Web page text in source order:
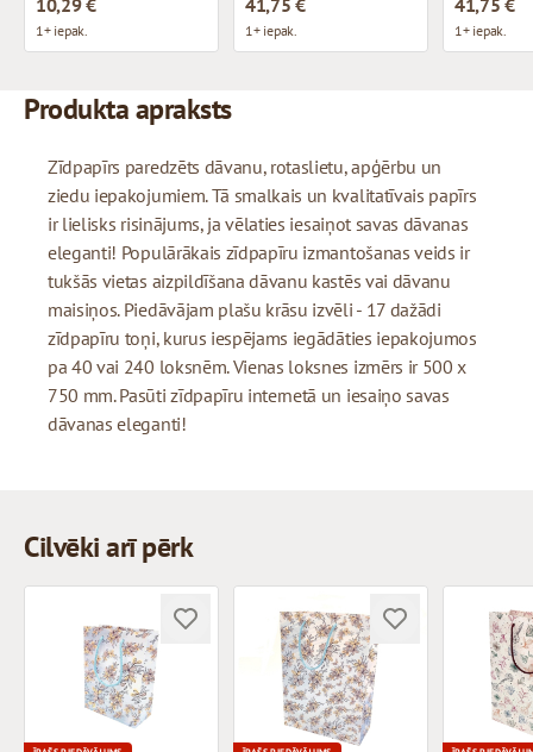
10,29 €
1+ iepak.
41,75 €
1+ iepak.
41,75 €
1+ iepak.
Produkta apraksts
Zīdpapīrs paredzēts dāvanu, rotaslietu, apģērbu un
ziedu iepakojumiem. Tā smalkais un kvalitatīvais papīrs
ir lielisks risinājums, ja vēlaties iesaiņot savas dāvanas
eleganti! Populārākais zīdpapīru izmantošanas veids ir
tukšās vietas aizpildīšana dāvanu kastēs vai dāvanu
maisiņos. Piedāvājam plašu krāsu izvēli - 17 dažādi
zīdpapīru toņi, kurus iespējams iegādāties iepakojumos
pa 40 vai 240 loksnēm. Vienas loksnes izmērs ir 500 x
750 mm. Pasūti zīdpapīru internetā un iesaiņo savas
dāvanas eleganti!
Cilvēki arī pērk